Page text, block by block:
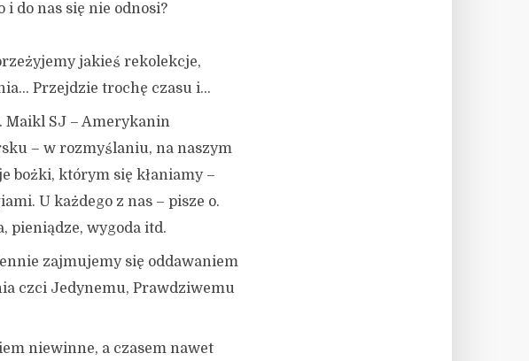
i do nas się nie odnosi?
jakieś rekolekcje,
Przejdzie trochę czasu i…
Maikl SJ – Amerykanin
– w rozmyślaniu, na naszym
bożki, którym się kłaniamy –
U każdego z nas – pisze o.
pieniądze, wygoda itd.
zajmujemy się oddawaniem
czci Jedynemu, Prawdziwemu
niewinne, a czasem nawet